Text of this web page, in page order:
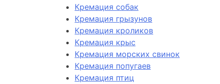
Кремация собак
Кремация грызунов
Кремация кроликов
Кремация крыс
Кремация морских свинок
Кремация попугаев
Кремация птиц